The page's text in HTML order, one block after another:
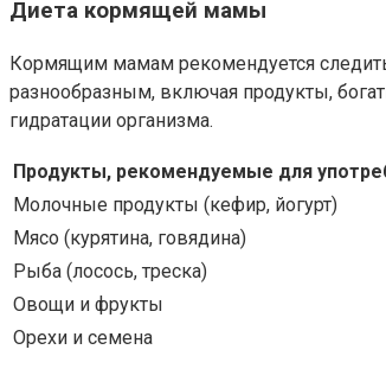
Диета кормящей мамы
Кормящим мамам рекомендуется
разнообразным, включая продукты,
гидратации организма.
Продукты, рекомендуемые для
Молочные продукты (кефир, йогурт)
Мясо (курятина, говядина)
Рыба (лосось, треска)
Овощи и фрукты
Орехи и семена